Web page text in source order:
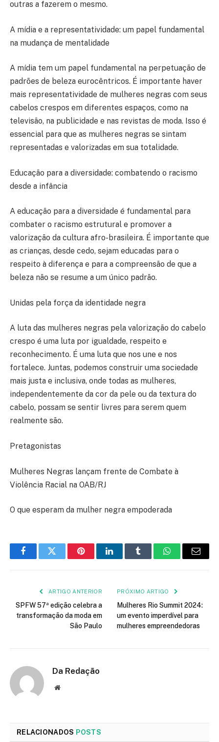
outras a fazerem o mesmo.
A mídia e a representatividade: um papel fundamental
na mudança de mentalidade
A mídia tem um papel fundamental na perpetuação de
padrões de beleza eurocêntricos. É importante haver
mais representatividade de mulheres negras com seus
cabelos crespos em diferentes espaços, como na
televisão, na publicidade e nas revistas de moda. Isso é
essencial para que as mulheres negras se sintam
representadas e valorizadas em sua totalidade.
Educação para a diversidade: combatendo o racismo
desde a infância
A educação para a diversidade é fundamental para
combater o racismo estrutural e promover a
valorização da cultura afro-brasileira. É importante que
as crianças, desde cedo, sejam educadas para o
respeito à diferença e para a compreensão de que a
beleza não se resume a um único padrão.
Unidas pela força da identidade negra
A luta das mulheres negras pela valorização do cabelo
crespo é uma luta por igualdade, respeito e
reconhecimento. É uma luta que nos une e nos
fortalece. Juntas, podemos construir uma sociedade
mais justa e inclusiva, onde todas as mulheres,
independentemente da cor da pele ou da textura do
cabelo, possam se sentir livres para serem quem
realmente são.
Pretagonistas
Mulheres Negras lançam frente de Combate à
Violência Racial na OAB/RJ
O que esperam da mulher negra empoderada
FacebookTwitter PinterestLinkedInTumblr WhatsApp
E-
ARTIGO ANTERIOR
SPFW 57ª edição celebra a
transformação da moda em
São Paulo
PRÓXIMO ARTIGO
Mulheres Rio Summit 2024:
um evento imperdível para
mulheres empreendedoras
Da Redação
Site
RELACIONADOS POSTS